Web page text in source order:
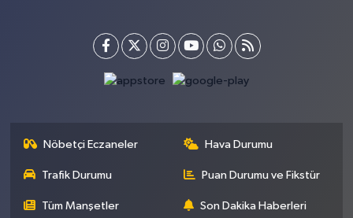
Nöbetçi Eczaneler Hava Durumu
Trafik Durumu Puan Durumu ve Fikstür
Tüm Manşetler Son Dakika Haberleri